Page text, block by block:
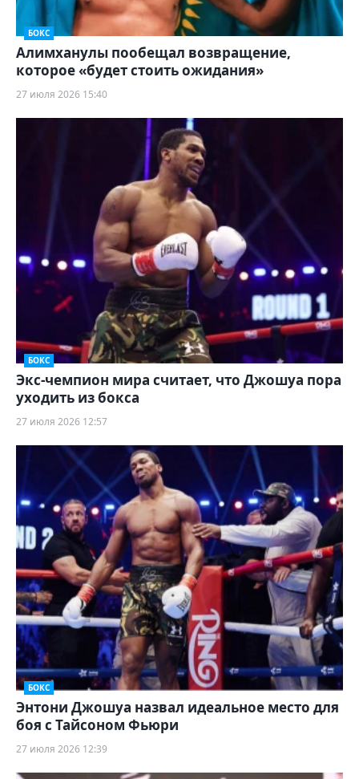
БОКС
Алимханулы пообещал возвращение,
которое «будет стоить ожидания»
27 июля 2026 15:40
БОКС
Экс-чемпион мира считает, что Джошуа пора
уходить из бокса
27 июля 2026 12:57
БОКС
Энтони Джошуа назвал идеальное место для
боя с Тайсоном Фьюри
27 июля 2026 12:39